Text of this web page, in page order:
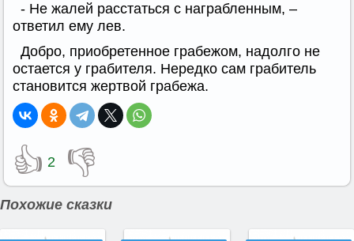
- Не жалей расстаться с награбленным, –
ответил ему лев.
Добро, приобретенное грабежом, надолго не
остается у грабителя. Нередко сам грабитель
становится жертвой грабежа.
👍 2 👎
Похожие сказки